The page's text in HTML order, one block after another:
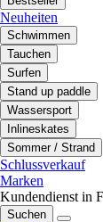
Neuheiten
Schwimmen
Tauchen
Surfen
Stand up paddle
Wassersport
Inlineskates
Sommer / Strand
Schlussverkauf
Marken
Kundendienst in
Suchen